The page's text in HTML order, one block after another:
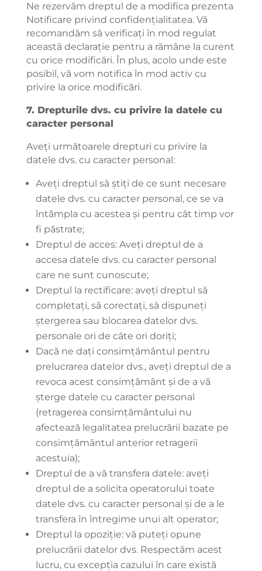
Ne rezervăm dreptul de a modifica prezenta
Notificare privind confidențialitatea. Vă
recomandăm să verificați în mod regulat
această declarație pentru a rămâne la curent
cu orice modificări. În plus, acolo unde este
posibil, vă vom notifica în mod activ cu
privire la orice modificări.
7. Drepturile dvs. cu privire la datele cu
caracter personal
Aveți următoarele drepturi cu privire la
datele dvs. cu caracter personal:
Aveți dreptul să știți de ce sunt necesare
datele dvs. cu caracter personal, ce se va
întâmpla cu acestea și pentru cât timp vor
fi păstrate;
Dreptul de acces: Aveți dreptul de a
accesa datele dvs. cu caracter personal
care ne sunt cunoscute;
Dreptul la rectificare: aveți dreptul să
completați, să corectați, să dispuneți
ștergerea sau blocarea datelor dvs.
personale ori de câte ori doriți;
Dacă ne dați consimțământul pentru
prelucrarea datelor dvs., aveți dreptul de a
revoca acest consimțământ și de a vă
șterge datele cu caracter personal
(retragerea consimțământului nu
afectează legalitatea prelucrării bazate pe
consimțământul anterior retragerii
acestuia);
Dreptul de a vă transfera datele: aveți
dreptul de a solicita operatorului toate
datele dvs. cu caracter personal și de a le
transfera în întregime unui alt operator;
Dreptul la opoziție: vă puteți opune
prelucrării datelor dvs. Respectăm acest
lucru, cu excepția cazului în care există